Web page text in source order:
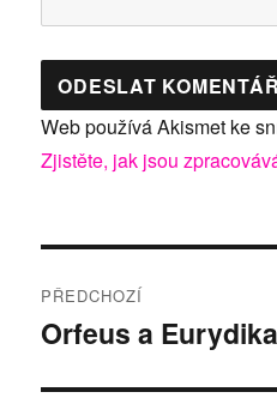
Web používá Akismet ke
Zjistěte, jak jsou
pro
PŘEDCHOZÍ
Předchozí
Orfeus a Eurydika